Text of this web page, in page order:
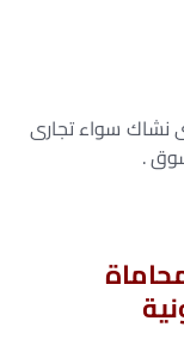
نشاك سواء تجارى
.